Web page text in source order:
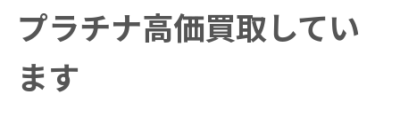
プラチナ高価買取してい
ます